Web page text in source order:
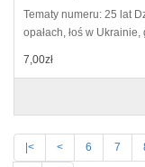
Tematy numeru: 25 lat
opałach, łoś w Ukrainie,
7,00zł
|< < 6 7